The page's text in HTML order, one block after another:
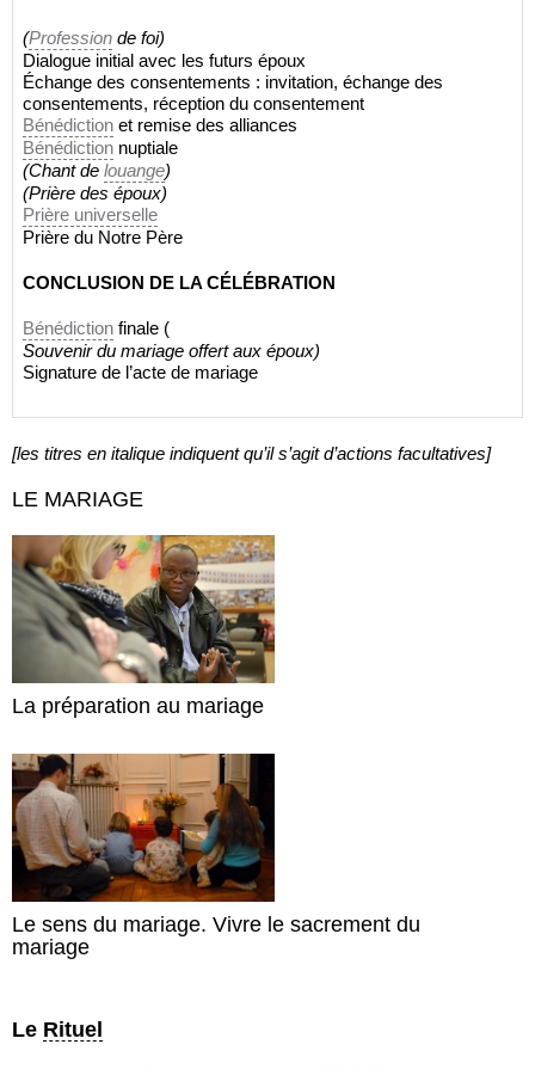
(Profession de foi)
Dialogue initial avec les futurs époux
Échange des consentements : invitation, échange des
consentements, réception du consentement
Bénédiction et remise des alliances
Bénédiction nuptiale
(Chant de louange)
(Prière des époux)
Prière universelle
Prière du Notre Père
CONCLUSION DE LA CÉLÉBRATION
Bénédiction finale (
Souvenir du mariage offert aux époux)
Signature de l’acte de mariage
[les titres en italique indiquent qu’il s’agit d’actions facultatives]
LE MARIAGE
La préparation au mariage
Le sens du mariage. Vivre le sacrement du
mariage
Le Rituel